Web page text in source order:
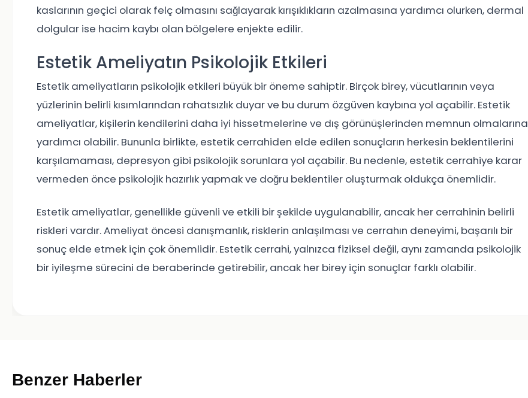
kaslarının geçici olarak felç olmasını sağlayarak kırışıklıkların azalmasına yardımcı olurken, dermal
dolgular ise hacim kaybı olan bölgelere enjekte edilir.
Estetik Ameliyatın Psikolojik Etkileri
Estetik ameliyatların psikolojik etkileri büyük bir öneme sahiptir. Birçok birey, vücutlarının veya
yüzlerinin belirli kısımlarından rahatsızlık duyar ve bu durum özgüven kaybına yol açabilir. Estetik
ameliyatlar, kişilerin kendilerini daha iyi hissetmelerine ve dış görünüşlerinden memnun olmalarına
yardımcı olabilir. Bununla birlikte, estetik cerrahiden elde edilen sonuçların herkesin beklentilerini
karşılamaması, depresyon gibi psikolojik sorunlara yol açabilir. Bu nedenle, estetik cerrahiye karar
vermeden önce psikolojik hazırlık yapmak ve doğru beklentiler oluşturmak oldukça önemlidir.
Estetik ameliyatlar, genellikle güvenli ve etkili bir şekilde uygulanabilir, ancak her cerrahinin belirli
riskleri vardır. Ameliyat öncesi danışmanlık, risklerin anlaşılması ve cerrahın deneyimi, başarılı bir
sonuç elde etmek için çok önemlidir. Estetik cerrahi, yalnızca fiziksel değil, aynı zamanda psikolojik
bir iyileşme sürecini de beraberinde getirebilir, ancak her birey için sonuçlar farklı olabilir.
Benzer Haberler